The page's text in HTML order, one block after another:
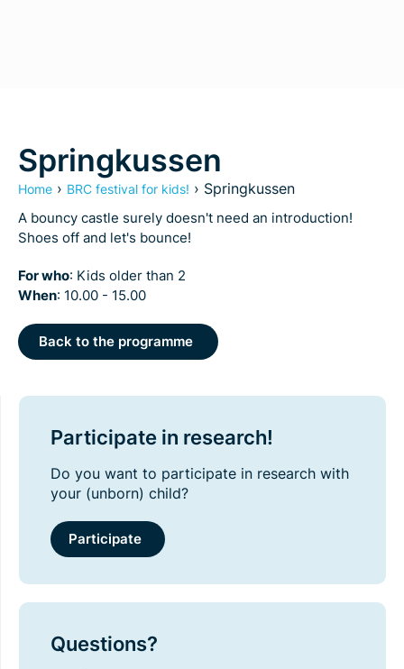
Springkussen
Home › BRC festival for kids! › Springkussen
A bouncy castle surely doesn't need an introduction!
Shoes off and let's bounce!
For who: Kids older than 2
When: 10.00 - 15.00
Back to the programme
Participate in research!
Do you want to participate in research with
your (unborn) child?
Participate
Questions?